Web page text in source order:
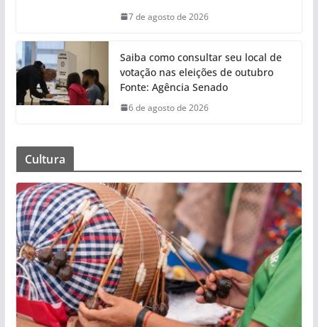
7 de agosto de 2026
Saiba como consultar seu local de
votação nas eleições de outubro
Fonte: Agência Senado
6 de agosto de 2026
Cultura